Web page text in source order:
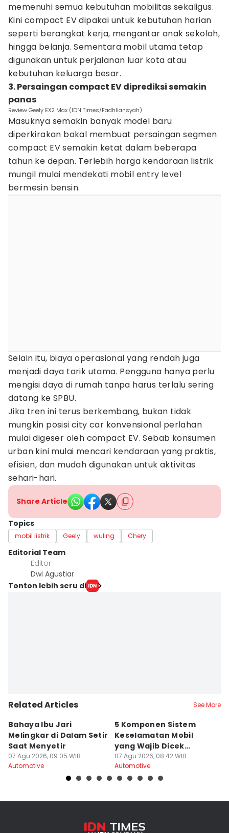
memenuhi semua kebutuhan mobilitas sekaligus.
Kini compact EV dipakai untuk kebutuhan harian
seperti berangkat kerja, mengantar anak sekolah,
hingga belanja. Sementara mobil utama tetap
digunakan untuk perjalanan luar kota atau
kebutuhan keluarga besar.
3. Persaingan compact EV diprediksi semakin
panas
Review Geely EX2 Max (IDN Times/Fadhliansyah)
Masuknya semakin banyak model baru
diperkirakan bakal membuat persaingan segmen
compact EV semakin ketat dalam beberapa
tahun ke depan. Terlebih harga kendaraan listrik
mungil mulai mendekati mobil entry level
bermesin bensin.
Selain itu, biaya operasional yang rendah juga
menjadi daya tarik utama. Pengguna hanya perlu
mengisi daya di rumah tanpa harus terlalu sering
datang ke SPBU.
Jika tren ini terus berkembang, bukan tidak
mungkin posisi city car konvensional perlahan
mulai digeser oleh compact EV. Sebab konsumen
urban kini mulai mencari kendaraan yang praktis,
efisien, dan mudah digunakan untuk aktivitas
sehari-hari.
Share Article
Topics
mobil listrik Geely wuling Chery
Editorial Team
Editor
Dwi Agustiar
Tonton lebih seru di
Related Articles See More
Bahaya Ibu Jari
Melingkar di Dalam Setir
Saat Menyetir
07 Agu 2026, 09:05 WIB
Automotive
5 Komponen Sistem
Keselamatan Mobil
yang Wajib Dicek
Secara Rutin
07 Agu 2026, 08:42 WIB
Automotive